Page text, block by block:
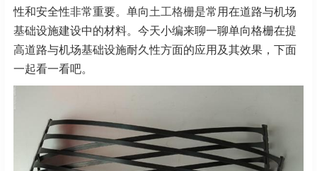
性和安全性非常重要。单向土工格栅是常用在道路与机场
基础设施建设中的材料。今天小编来聊一聊单向格栅在提
高道路与机场基础设施耐久性方面的应用及其效果，下面
一起看一看吧。